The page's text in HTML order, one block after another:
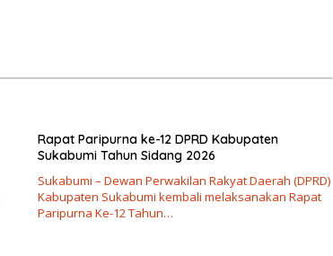
Rapat Paripurna ke-12 DPRD Kabupaten
Sukabumi Tahun Sidang 2026
Sukabumi – Dewan Perwakilan Rakyat Daerah (DPRD)
Kabupaten Sukabumi kembali melaksanakan Rapat
Paripurna Ke-12 Tahun…